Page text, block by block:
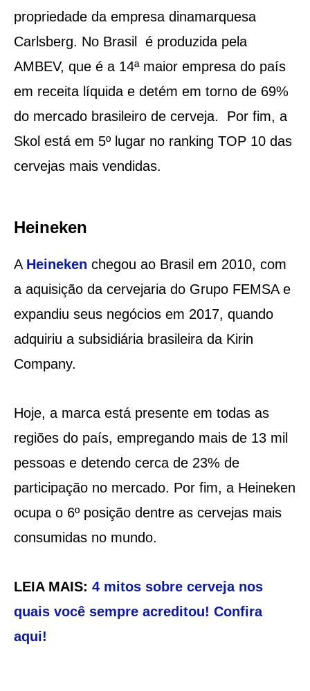
propriedade da empresa dinamarquesa
Carlsberg. No Brasil é produzida pela
AMBEV, que é a 14ª maior empresa do país
em receita líquida e detém em torno de 69%
do mercado brasileiro de cerveja. Por fim, a
Skol está em 5º lugar no ranking TOP 10 das
cervejas mais vendidas.
Heineken
A Heineken chegou ao Brasil em 2010, com
a aquisição da cervejaria do Grupo FEMSA e
expandiu seus negócios em 2017, quando
adquiriu a subsidiária brasileira da Kirin
Company.
Hoje, a marca está presente em todas as
regiões do país, empregando mais de 13 mil
pessoas e detendo cerca de 23% de
participação no mercado. Por fim, a Heineken
ocupa o 6º posição dentre as cervejas mais
consumidas no mundo.
LEIA MAIS: 4 mitos sobre cerveja nos
quais você sempre acreditou! Confira
aqui!